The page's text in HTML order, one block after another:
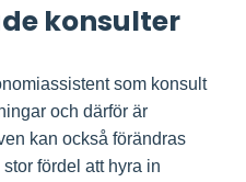
konsulter
som konsult
och därför är
kan också förändras
fördel att hyra in